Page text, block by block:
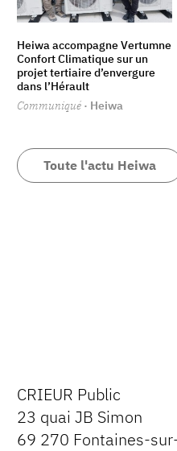
Heiwa accompagne Vertumne
Confort Climatique sur un
projet tertiaire d’envergure
dans l’Hérault
Communiqué · Heiwa
Toute l'actu Heiwa
CRIEUR Public
23 quai JB Simon
69 270 Fontaines-